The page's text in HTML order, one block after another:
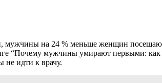
мужчины на 24 % меньше женщин
“Почему мужчины умирают первыми: как
не идти к врачу.